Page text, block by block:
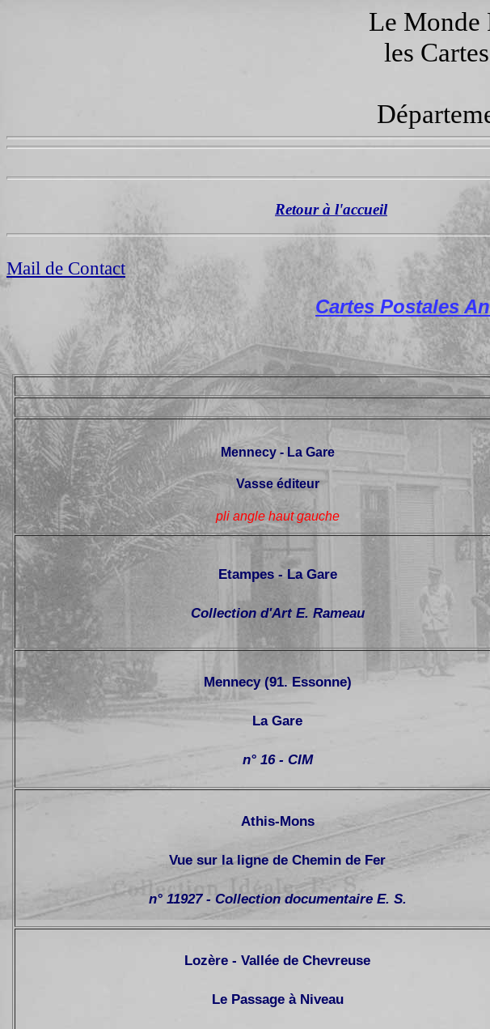
Le Monde
les
Retour à l'accueil
Mail de Contact
Cartes Postales
Mennecy - La Gare
Vasse éditeur
pli angle haut gauche
Etampes - La Gare
Collection d'Art E. Rameau
Mennecy (91. Essonne)
La Gare
n° 16 - CIM
Athis-Mons
Vue sur la ligne de Chemin de Fer
n° 11927 - Collection documentaire E. S.
Lozère - Vallée de Chevreuse
Le Passage à Niveau